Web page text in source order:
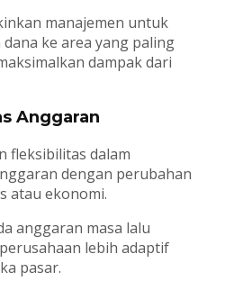
manajemen untuk
ke area yang paling
dampak dari
Anggaran
fleksibilitas dalam
dengan perubahan
atau ekonomi.
anggaran masa lalu
lebih adaptif
pasar.